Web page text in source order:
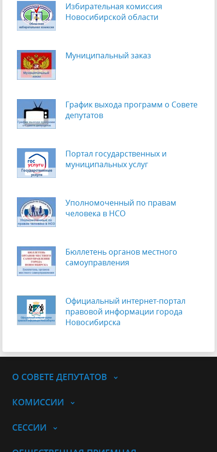
Избирательная комиссия
Новосибирской области
Муниципальный заказ
График выхода программ о Cовете
депутатов
Портал государственных и
муниципальных услуг
Уполномоченный по правам
человека в НСО
Бюллетень органов местного
самоуправления
Официальный интернет-портал
правовой информации города
Новосибирска
О СОВЕТЕ ДЕПУТАТОВ
КОМИССИИ
СЕССИИ